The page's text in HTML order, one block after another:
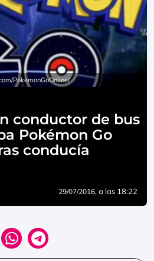
PokemonGoOnline/
conductor de bus
Pokémon Go
conducía
29/07/2016, a las 18:22